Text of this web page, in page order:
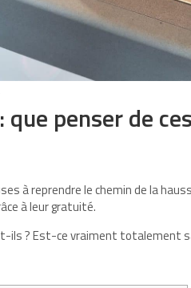
que penser de
à reprendre le chemin de la
à leur gratuité.
ils ? Est-ce vraiment totalement